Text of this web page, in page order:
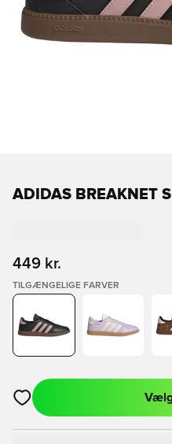
ADIDAS BREAKNET
449 kr.
TILGÆNGELIGE FARVER
Åbner en Modal til at logge